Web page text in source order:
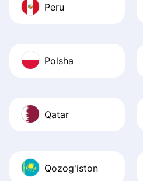
Peru
Polsha
Qatar
Qozog'iston